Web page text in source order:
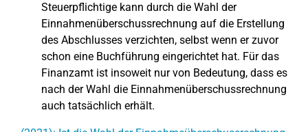
Steuerpflichtige kann durch die Wahl der
Einnahmenüberschussrechnung auf die Erstellung
des Abschlusses verzichten, selbst wenn er zuvor
schon eine Buchführung eingerichtet hat. Für das
Finanzamt ist insoweit nur von Bedeutung, dass es
nach der Wahl die Einnahmenüberschussrechnung
auch tatsächlich erhält.